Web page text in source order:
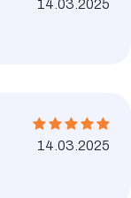
14.03.2025
14.03.2025